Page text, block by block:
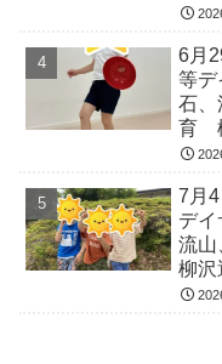
気
6月
等デ
石
育
気
7月
デイ
流
柳
な